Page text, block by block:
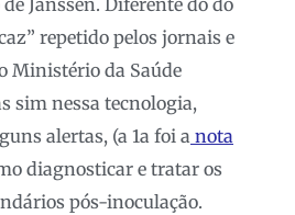
Janssen. Diferente do do
repetido pelos jornais e
Ministério da Saúde
sim nessa tecnologia,
alertas, (a 1a foi a nota
diagnosticar e tratar os
pós-inoculação.